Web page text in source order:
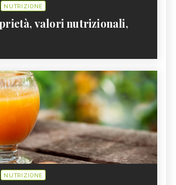
NUTRIZIONE
valori nutrizionali,
NUTRIZIONE